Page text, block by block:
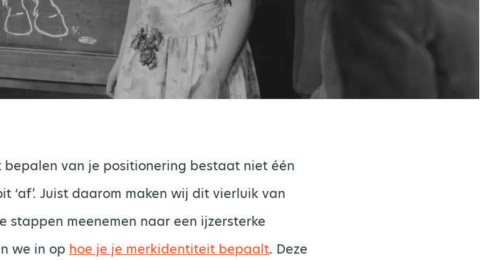
bepalen van je positionering bestaat niet één
Juist daarom maken wij dit vierluik van
meenemen naar een ijzersterke
we in op hoe je je merkidentiteit bepaalt. Deze